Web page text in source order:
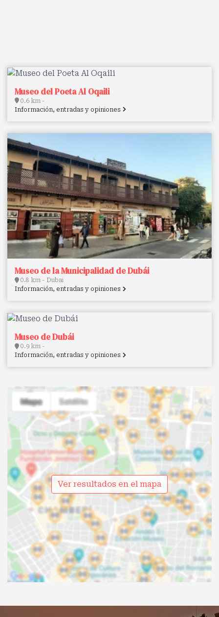
Museo del Poeta Al Oqaili
0.6 km -
Información, entradas y opiniones
Museo de la Municipalidad de Dubái
0.8 km - Dubai
Información, entradas y opiniones
Museo de Dubái
0.9 km -
Información, entradas y opiniones
Ver resultados en el mapa